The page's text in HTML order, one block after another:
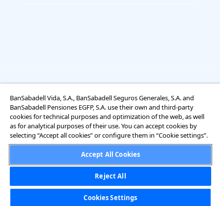
Accesibilidad
Información sobre el tratamiento de datos personales
BanSabadell Vida, S.A., BanSabadell Seguros Generales, S.A. and
BanSabadell Pensiones EGFP, S.A. use their own and third-party
cookies for technical purposes and optimization of the web, as well
as for analytical purposes of their use. You can accept cookies by
selecting “Accept all cookies” or configure them in “Cookie settings”.
Accept All Cookies
Reject All
Cookies Settings